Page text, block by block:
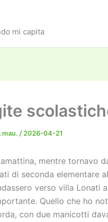
mi capita
.mau. / 2026-04-21
mentre tornavo
di seconda elementare
verso villa Lonati
Quello che ho
con due manicotti